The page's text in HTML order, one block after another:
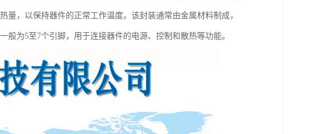
量，以保持器件的正常工作温度。该封装通常由金属材料制成，
般为5至7个引脚，用于连接器件的电源、控制和散热等功能。